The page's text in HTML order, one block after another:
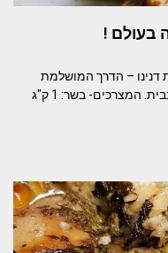
בעולם !
דנינו – הדרך המושלמת
להכין שווארמה איכותית, עסיסית וריחנית בבית. המצרכים- בשר: 1 ק"ג